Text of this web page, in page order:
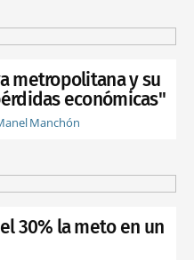
metropolitana y su
económicas"
Manchón
30% la meto en un